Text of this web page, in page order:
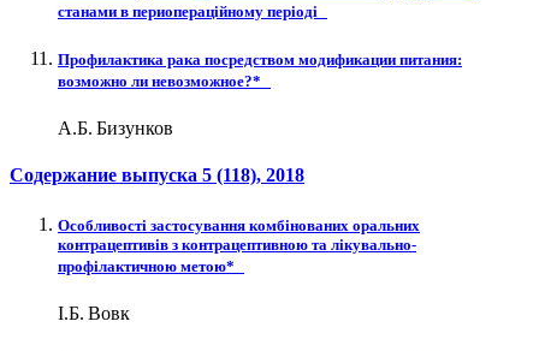
станами в периопераційному періоді
Профилактика рака посредством модификации питания:
возможно ли невозможное?*
А.Б. Бизунков
Содержание выпуска 5 (118), 2018
Особливості застосування комбінованих оральних
контрацептивів з контрацептивною та лікувально-
профілактичною метою*
І.Б. Вовк